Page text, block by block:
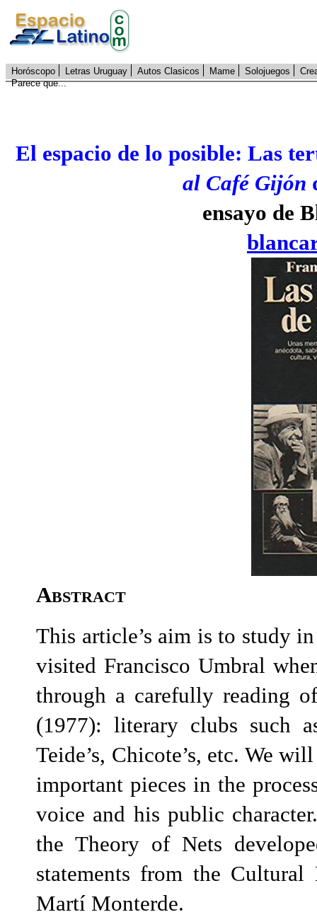
Horóscopo Letras Uruguay Autos Clasicos Mame Solojuegos
Parece que...
El espacio de lo posible: Las
al Café Gijón
ensayo de
Abstract
This article’s aim is to study
visited Francisco Umbral
through a carefully reading
(1977): literary clubs such
Teide’s, Chicote’s, etc. We
important pieces in the
voice and his public
the Theory of Nets
statements from the
Martí Monterde.